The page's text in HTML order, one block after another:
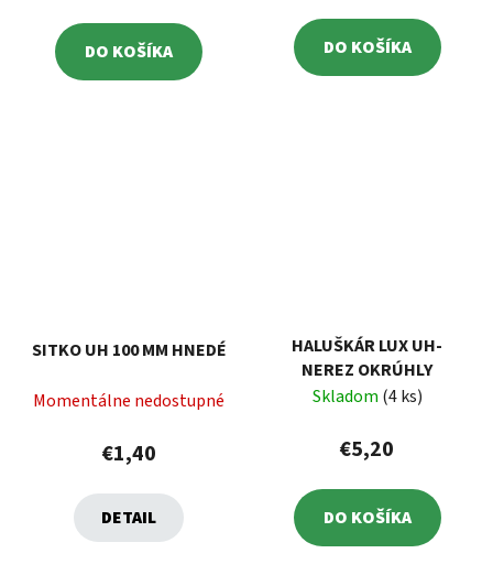
DO KOŠÍKA DO KOŠÍKA
SITKO UH 100 MM HNEDÉ
Momentálne nedostupné
€1,40
DETAIL
HALUŠKÁR LUX UH-
NEREZ OKRÚHLY
Skladom (4 ks)
€5,20
DO KOŠÍKA